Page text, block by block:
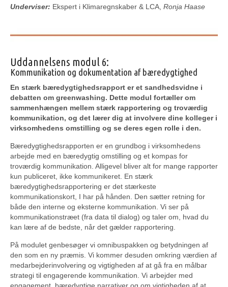
Underviser: Ekspert i Klimaregnskaber & LCA, Ronja Haase
Uddannelsens modul 6:
Kommunikation og dokumentation af bæredygtighed
En stærk bæredygtighedsrapport er et sandhedsvidne i
debatten om greenwashing. Dette modul fortæller om
sammenhængen mellem stærk rapportering og troværdig
kommunikation, og det lærer dig at involvere dine kolleger i
virksomhedens omstilling og se deres egen rolle i den.
Bæredygtighedsrapporten er en grundbog i virksomhedens
arbejde med en bæredygtig omstilling og et kompas for
troværdig kommunikation. Alligevel bliver alt for mange rapporter
kun publiceret, ikke kommunikeret. En stærk
bæredygtighedsrapportering er det stærkeste
kommunikationskort, I har på hånden. Den sætter retning for
både den interne og eksterne kommunikation. Vi ser på
kommunikationstræet (fra data til dialog) og taler om, hvad du
kan lære af de bedste, når det gælder rapportering.
På modulet genbesøger vi omnibuspakken og betydningen af
den som en ny præmis. Vi kommer desuden omkring værdien af
medarbejderinvolvering og vigtigheden af at gå fra en målbar
strategi til engagerende kommunikation. Vi arbejder med